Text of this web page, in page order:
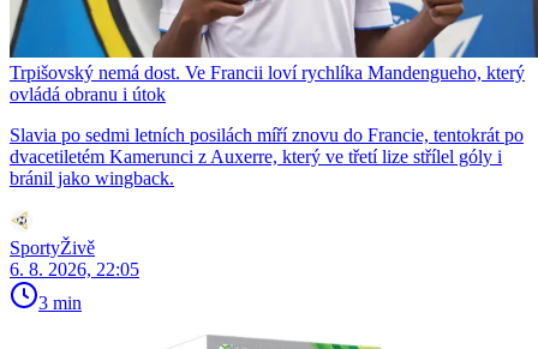
Trpišovský nemá dost. Ve Francii loví rychlíka Mandengueho, který
ovládá obranu i útok
Slavia po sedmi letních posilách míří znovu do Francie, tentokrát po
dvacetiletém Kamerunci z Auxerre, který ve třetí lize střílel góly i
bránil jako wingback.
SportyŽivě
6. 8. 2026, 22:05
3 min